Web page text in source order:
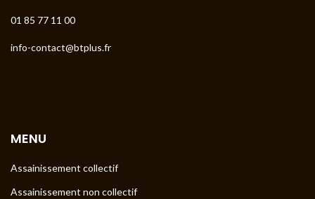
01 85 77 11 00
info-contact@btplus.fr
MENU
Assainissement collectif
Assainissement non collectif